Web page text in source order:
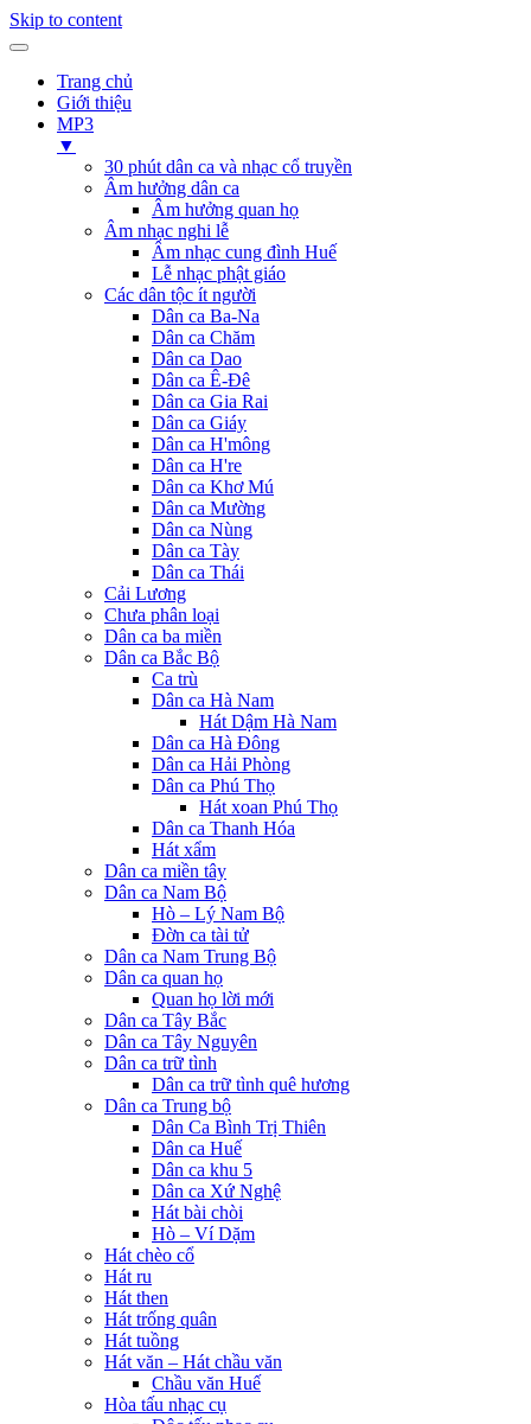
Skip to content
Trang chủ
Giới thiệu
MP3
▼
30 phút dân ca và nhạc cổ truyền
Âm hưởng dân ca
Âm hưởng quan họ
Âm nhạc nghi lễ
Âm nhạc cung đình Huế
Lễ nhạc phật giáo
Các dân tộc ít người
Dân ca Ba-Na
Dân ca Chăm
Dân ca Dao
Dân ca Ê-Đê
Dân ca Gia Rai
Dân ca Giáy
Dân ca H'mông
Dân ca H're
Dân ca Khơ Mú
Dân ca Mường
Dân ca Nùng
Dân ca Tày
Dân ca Thái
Cải Lương
Chưa phân loại
Dân ca ba miền
Dân ca Bắc Bộ
Ca trù
Dân ca Hà Nam
Hát Dậm Hà Nam
Dân ca Hà Đông
Dân ca Hải Phòng
Dân ca Phú Thọ
Hát xoan Phú Thọ
Dân ca Thanh Hóa
Hát xẩm
Dân ca miền tây
Dân ca Nam Bộ
Hò – Lý Nam Bộ
Đờn ca tài tử
Dân ca Nam Trung Bộ
Dân ca quan họ
Quan họ lời mới
Dân ca Tây Bắc
Dân ca Tây Nguyên
Dân ca trữ tình
Dân ca trữ tình quê hương
Dân ca Trung bộ
Dân Ca Bình Trị Thiên
Dân ca Huế
Dân ca khu 5
Dân ca Xứ Nghệ
Hát bài chòi
Hò – Ví Dặm
Hát chèo cổ
Hát ru
Hát then
Hát trống quân
Hát tuồng
Hát văn – Hát chầu văn
Chầu văn Huế
Hòa tấu nhạc cụ